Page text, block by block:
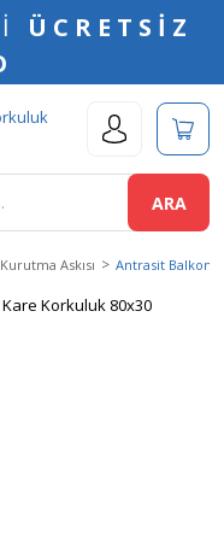
ÜCRETSİZ
ARA
Askısı Antrasit Balkon